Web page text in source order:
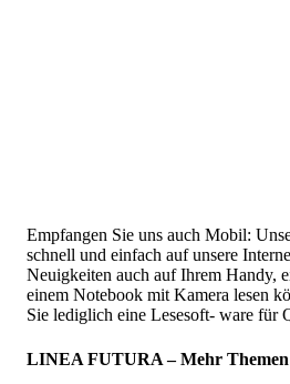
Empfangen Sie uns auch Mobil:
schnell und einfach auf unsere
Neuigkeiten auch auf Ihrem Handy,
einem Notebook mit Kamera lesen
Sie lediglich eine Lesesoft- ware für
LINEA FUTURA – Mehr Themen